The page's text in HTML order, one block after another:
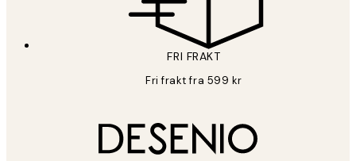
FRI FRAKT
Fri frakt fra 599 kr